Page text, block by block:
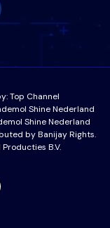
Top Channel
Shine Nederland
Shine Nederland
by Banijay Rights.
B.V.